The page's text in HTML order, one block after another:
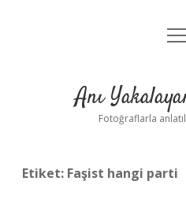
Yasal
Anı
Fotoğraflarla
Etiket: Faşist hangi parti